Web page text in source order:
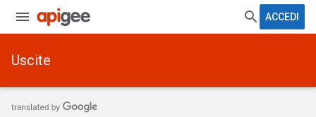
ACCEDI
Uscite